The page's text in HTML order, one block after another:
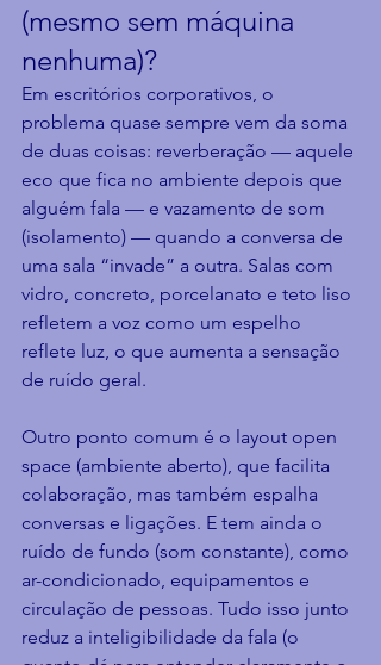
(mesmo sem máquina
nenhuma)?
Em escritórios corporativos, o
problema quase sempre vem da soma
de duas coisas: reverberação — aquele
eco que fica no ambiente depois que
alguém fala — e vazamento de som
(isolamento) — quando a conversa de
uma sala “invade” a outra. Salas com
vidro, concreto, porcelanato e teto liso
refletem a voz como um espelho
reflete luz, o que aumenta a sensação
de ruído geral.
Outro ponto comum é o layout open
space (ambiente aberto), que facilita
colaboração, mas também espalha
conversas e ligações. E tem ainda o
ruído de fundo (som constante), como
ar-condicionado, equipamentos e
circulação de pessoas. Tudo isso junto
reduz a inteligibilidade da fala (o